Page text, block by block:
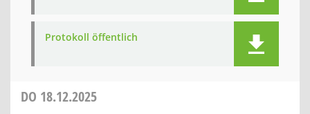
Protokoll öffentlich
DO 18.12.2025